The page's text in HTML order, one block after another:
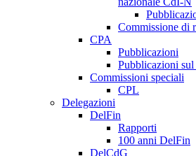
Commissione di
CPA
Pubblicazioni
Pubblicazioni
Commissioni speciali
CPL
Delegazioni
DelFin
Rapporti
100 anni DelFin
DelCdG